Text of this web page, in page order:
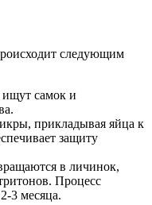
следующим
самок и
прикладывая яйца к
защиту
в личинок,
Процесс
3 месяца.